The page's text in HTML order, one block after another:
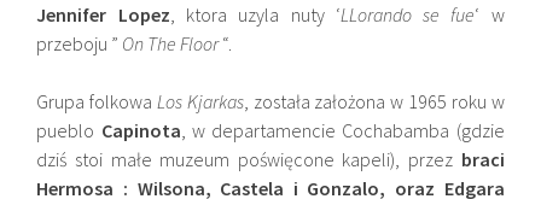
Jennifer Lopez, ktora uzyla nuty ‘LLorando se fue‘ w
przeboju ” On The Floor“.
Grupa folkowa Los Kjarkas, została założona w 1965 roku w
pueblo Capinota, w departamencie Cochabamba (gdzie
dziś stoi małe muzeum poświęcone kapeli), przez braci
Hermosa : Wilsona, Castela i Gonzalo, oraz Edgara